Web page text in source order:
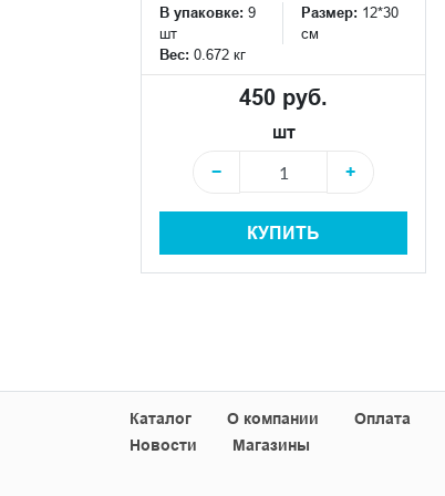
В упаковке: 9
шт
Размер: 12*30
см
Вес: 0.672 кг
450 руб.
шт
−
+
КУПИТЬ
Каталог О компании Оплата
Новости
Магазины